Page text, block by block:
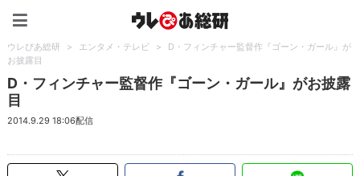
ウレぴあ総研 > エンタメ・テレビ >
D・フィンチャー監督作『ゴーン・ガール』が
お披露目
D・フィンチャー監督作『ゴーン・ガール』がお披露
目
2014.9.29 18:06配信